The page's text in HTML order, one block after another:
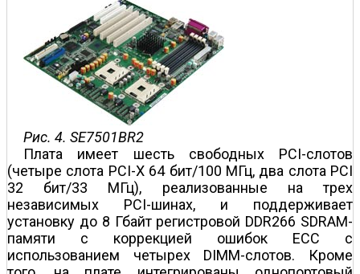
Рис. 4. SE7501BR2
Плата имеет шесть свободных PCI-слотов
(четыре слота PCI-X 64 бит/100 МГц, два слота PCI
32 бит/33 МГц), реализованные на трех
независимых PCI-шинах, и поддерживает
установку до 8 Гбайт регистровой DDR266 SDRAM-
памяти с коррекцией ошибок ECC с
использованием четырех DIMM-слотов. Кроме